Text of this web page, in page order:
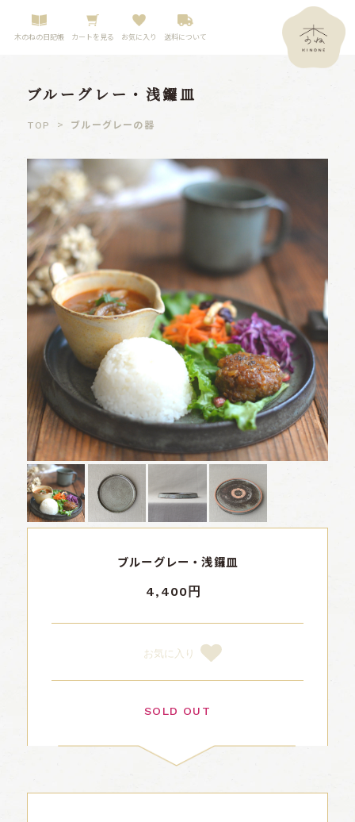
木のねの日記帳 カートを見る お気に入り 送料について
ブルーグレー・浅鑼皿
TOP > ブルーグレーの器
ブルーグレー・浅鑼皿
4,400円
お気に入り
SOLD OUT